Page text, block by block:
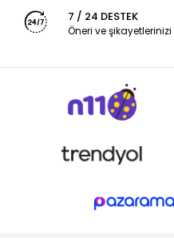
7 / 24 DESTEK
Öneri ve